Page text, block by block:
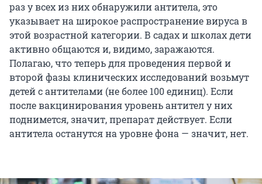
раз у всех из них обнаружили антитела, это
указывает на широкое распространение вируса в
этой возрастной категории. В садах и школах дети
активно общаются и, видимо, заражаются.
Полагаю, что теперь для проведения первой и
второй фазы клинических исследований возьмут
детей с антителами (не более 100 единиц). Если
после вакцинирования уровень антител у них
поднимется, значит, препарат действует. Если
антитела останутся на уровне фона — значит, нет.